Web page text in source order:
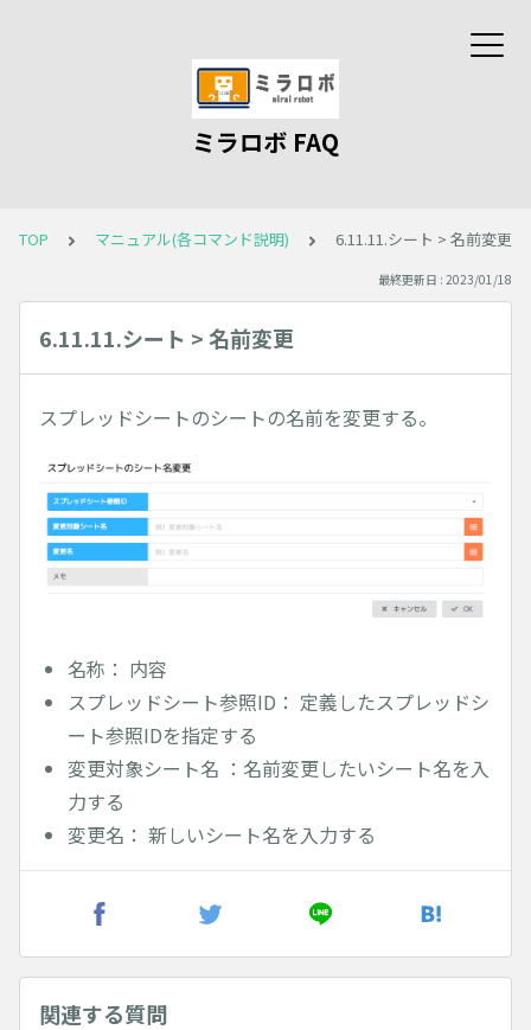
ミラロボ FAQ
TOP マニュアル(各コマンド説明) 6.11.11.シート > 名前変更
最終更新日 : 2023/01/18
6.11.11.シート > 名前変更
スプレッドシートのシートの名前を変更する。
名称： 内容
スプレッドシート参照ID： 定義したスプレッドシ
ート参照IDを指定する
変更対象シート名 ：名前変更したいシート名を入
力する
変更名： 新しいシート名を入力する
関連する質問